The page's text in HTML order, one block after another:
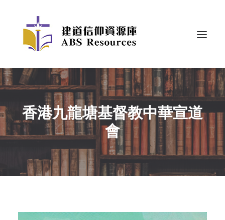
香港九龍塘基督教中華宣道
會